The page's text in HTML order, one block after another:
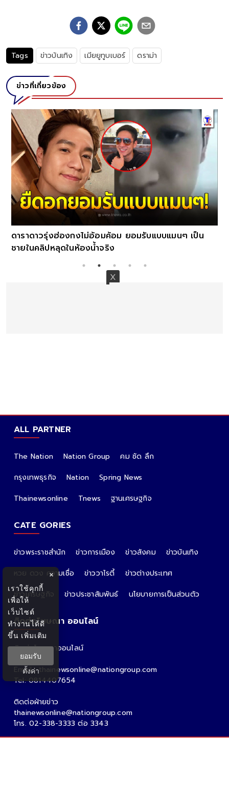
Tags ข่าวบันเทิง เมียยูทูบเบอร์ ดราม่า
ข่าวที่เกี่ยวข้อง
ดาราดาวรุ่งฮ่องกงไม่อ้อมค้อม ยอมรับแบบแมนๆ เป็น
ชายในคลิปหลุดในห้องน้ำจริง
ALL PARTNER
The Nation Nation Group
คม ชัด ลึก
กรุงเทพธุรกิจ
Nation
Spring News
Thainewsonline
Tnews ฐานเศรษฐกิจ
CATE GORIES
ข่าวพระราชสำนัก ข่าวการเมือง ข่าวสังคม
ข่าวบันเทิง
หวย ดวง ความเชื่อ
ข่าววาไรตี้
ข่าวต่างประเทศ
ข่าวเศรษฐกิจ
ข่าวประชาสัมพันธ์ นโยบายการเป็นส่วนตัว
ติดต่อโฆษณา ออนไลน์
ติดต่อโฆษณาออนไลน์
คุณอ้อ
Email : thainewsonline@nationgroup.com
Tel: 0814407654
ติดต่อฝ่ายข่าว
thainewsonline@nationgroup.com
โทร. 02-338-3333 ต่อ 3343
×
เราใช้คุกกี้
เพื่อให้
เว็บไซต์
ทำงานได้ดี
ขึ้น เพิ่มเติม
ยอมรับ
ตั้งค่า